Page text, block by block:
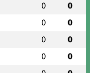
0 0
0 0
0 0
0 0